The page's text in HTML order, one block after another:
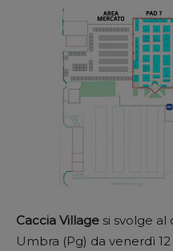
Caccia Village si svolge
Umbra (Pg) da venerdì